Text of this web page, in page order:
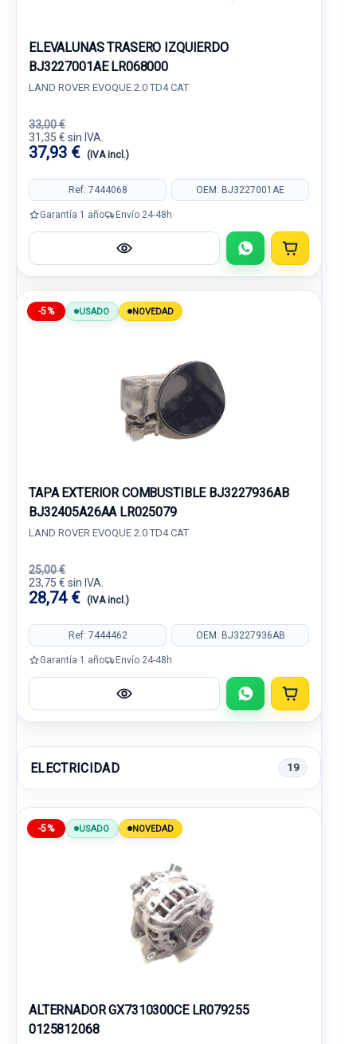
ELEVALUNAS TRASERO IZQUIERDO
BJ3227001AE LR068000
LAND ROVER EVOQUE 2.0 TD4 CAT
33,00 €
31,35 € sin IVA.
37,93 € (IVA incl.)
Ref: 7444068 OEM: BJ3227001AE
Garantía 1 año Envío 24-48h
-5% USADO NOVEDAD
TAPA EXTERIOR COMBUSTIBLE BJ3227936AB
BJ32405A26AA LR025079
LAND ROVER EVOQUE 2.0 TD4 CAT
25,00 €
23,75 € sin IVA.
28,74 € (IVA incl.)
Ref: 7444462 OEM: BJ3227936AB
Garantía 1 año Envío 24-48h
ELECTRICIDAD 19
-5% USADO NOVEDAD
ALTERNADOR GX7310300CE LR079255
0125812068